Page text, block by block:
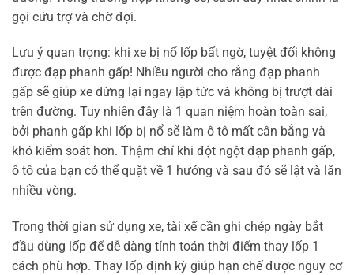
gọi cứu trợ và chờ đợi.
Lưu ý quan trọng: khi xe bị nổ lốp bất ngờ, tuyệt đối không
được đạp phanh gấp! Nhiều người cho rằng đạp phanh
gấp sẽ giúp xe dừng lại ngay lập tức và không bị trượt dài
trên đường. Tuy nhiên đây là 1 quan niệm hoàn toàn sai,
bởi phanh gấp khi lốp bị nổ sẽ làm ô tô mất cân bằng và
khó kiểm soát hơn. Thậm chí khi đột ngột đạp phanh gấp,
ô tô của bạn có thể quặt về 1 hướng và sau đó sẽ lật và lăn
nhiều vòng.
Trong thời gian sử dụng xe, tài xế cần ghi chép ngày bắt
đầu dùng lốp để dễ dàng tính toán thời điểm thay lốp 1
cách phù hợp. Thay lốp định kỳ giúp hạn chế được nguy cơ